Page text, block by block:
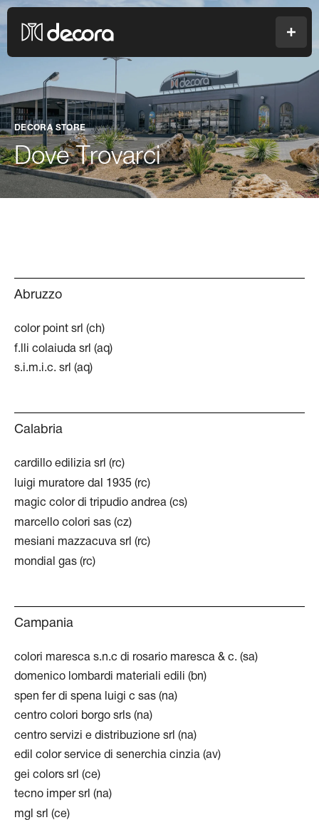
Colori Decora
DECORA STORE
Dove Trovarci
Abruzzo
color point srl (ch)
f.lli colaiuda srl (aq)
s.i.m.i.c. srl (aq)
Calabria
cardillo edilizia srl (rc)
luigi muratore dal 1935 (rc)
magic color di tripudio andrea (cs)
marcello colori sas (cz)
mesiani mazzacuva srl (rc)
mondial gas (rc)
Campania
colori maresca s.n.c di rosario maresca & c. (sa)
domenico lombardi materiali edili (bn)
spen fer di spena luigi c sas (na)
centro colori borgo srls (na)
centro servizi e distribuzione srl (na)
edil color service di senerchia cinzia (av)
gei colors srl (ce)
tecno imper srl (na)
mgl srl (ce)